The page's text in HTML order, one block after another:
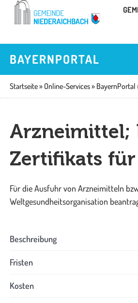
Zum
BAYERNPORTAL
Startseite» Online-Services» BayernPortal
Arzneimittel;
Zertifikats
Für die Ausfuhr von Arzneimitteln
Weltgesundheitsorganisation
Beschreibung
Fristen
Kosten